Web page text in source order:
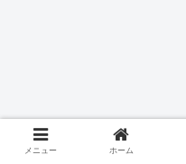
メニュー ホーム